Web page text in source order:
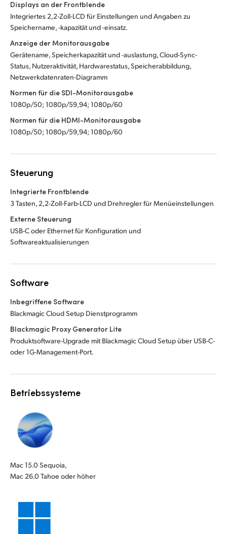
Displays an der Frontblende
Integriertes 2,2-Zoll-LCD für Einstellungen und Angaben zu
Speichername, -kapazität und -einsatz.
Anzeige der Monitorausgabe
Gerätename, Speicherkapazität und -auslastung, Cloud-Sync-
Status, Nutzeraktivität, Hardwarestatus, Speicherabbildung,
Netzwerkdatenraten-Diagramm
Normen für die SDI-Monitorausgabe
1080p/50; 1080p/59,94; 1080p/60
Normen für die HDMI-Monitorausgabe
1080p/50; 1080p/59,94; 1080p/60
Steuerung
Integrierte Frontblende
3 Tasten, 2,2-Zoll-Farb-LCD und Drehregler für Menüeinstellungen
Externe Steuerung
USB-C oder Ethernet für Konfiguration und
Softwareaktualisierungen
Software
Inbegriffene Software
Blackmagic Cloud Setup Dienstprogramm
Blackmagic Proxy Generator Lite
Produktsoftware-Upgrade mit Blackmagic Cloud Setup über USB-C-
oder 1G-Management-Port.
Betriebssysteme
Mac 15.0 Sequoia,
Mac 26.0 Tahoe oder höher